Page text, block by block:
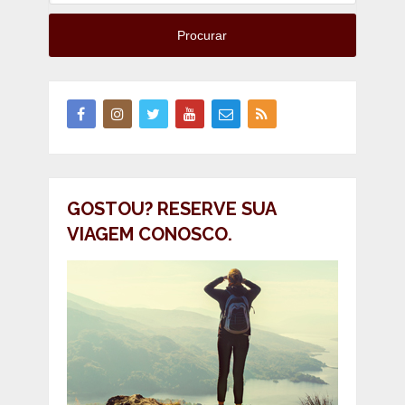
Procurar
GOSTOU? RESERVE SUA
VIAGEM CONOSCO.